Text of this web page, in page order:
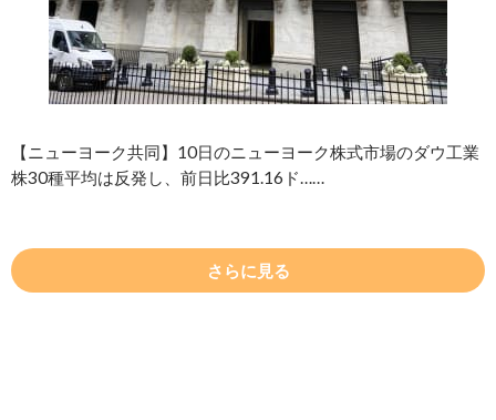
【ニューヨーク共同】10日のニューヨーク株式市場のダウ工業
株30種平均は反発し、前日比391.16ド……
さらに見る